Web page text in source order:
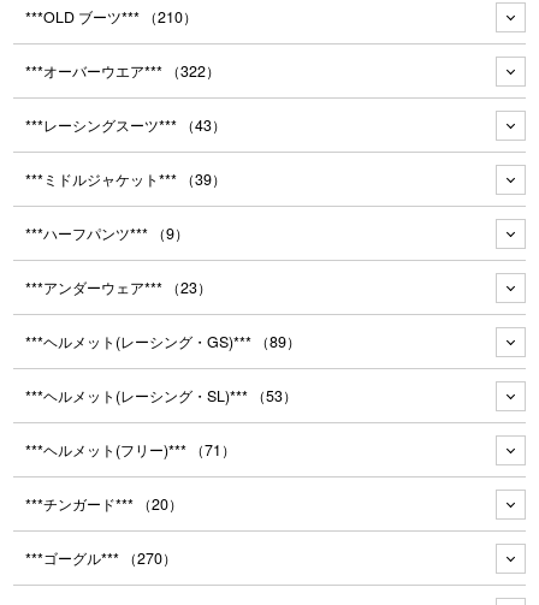
***OLD ブーツ*** （210）
***オーバーウエア*** （322）
***レーシングスーツ*** （43）
***ミドルジャケット*** （39）
***ハーフパンツ*** （9）
***アンダーウェア*** （23）
***ヘルメット(レーシング・GS)*** （89）
***ヘルメット(レーシング・SL)*** （53）
***ヘルメット(フリー)*** （71）
***チンガード*** （20）
***ゴーグル*** （270）